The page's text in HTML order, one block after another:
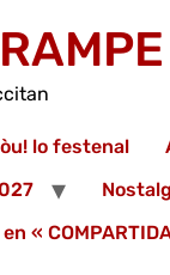
lo festenal
«